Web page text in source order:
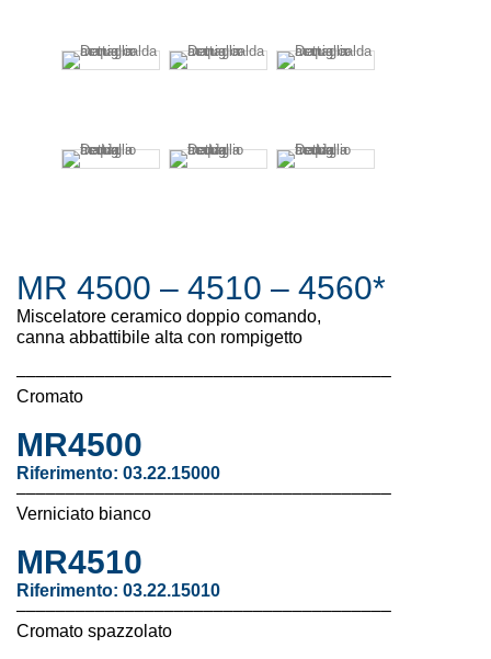
MR 4500 – 4510 – 4560*
Miscelatore ceramico doppio comando,
canna abbattibile alta con rompigetto
––––––––––––––––––––––––––––––––––––––
Cromato
MR4500
Riferimento: 03.22.15000
––––––––––––––––––––––––––––––––––––––
Verniciato bianco
MR4510
Riferimento: 03.22.15010
––––––––––––––––––––––––––––––––––––––
Cromato spazzolato